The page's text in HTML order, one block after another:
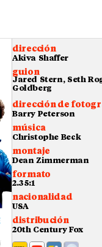
dirección
Akiva Shaffer
guion
Jared Stern, Seth
Goldberg
dirección de
Barry Peterson
música
Christophe Beck
montaje
Dean Zimmerman
formato
2.35:1
nacionalidad
USA
distribución
20th Century Fox